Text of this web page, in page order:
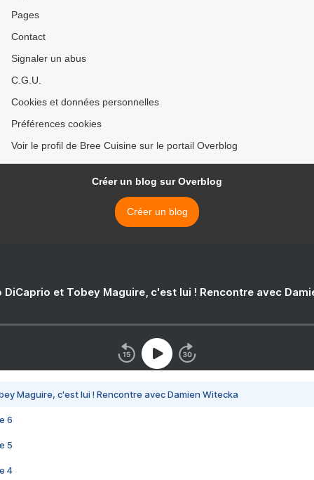
Pages
Contact
Signaler un abus
C.G.U.
Cookies et données personnelles
Préférences cookies
Voir le profil de Bree Cuisine sur le portail Overblog
Créer un blog sur Overblog
Créer un blog
DiCaprio et Tobey Maguire, c'est lui ! Rencontre avec
Maguire, c'est lui ! Rencontre avec Damien Witecka
6
5
4